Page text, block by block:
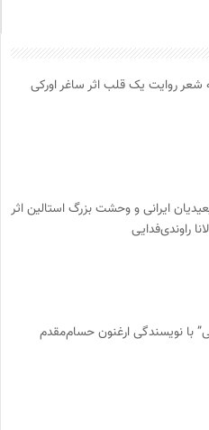
شعر روایت یک قلب اثر ساغر اورکی
ایرانی و وحشت بزرگ استالین اثر
راوندی‌فدایی
با نویسندگی ارغنون حسام‌مقدم